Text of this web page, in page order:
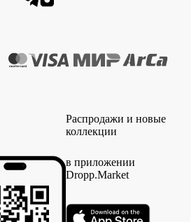
Распродажи и новые
коллекции
в приложении
Dropp.Market